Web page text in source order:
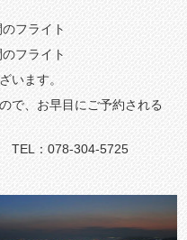
フライト
フライト
います。
で、お早目にご予約される
TEL：078-304-5725